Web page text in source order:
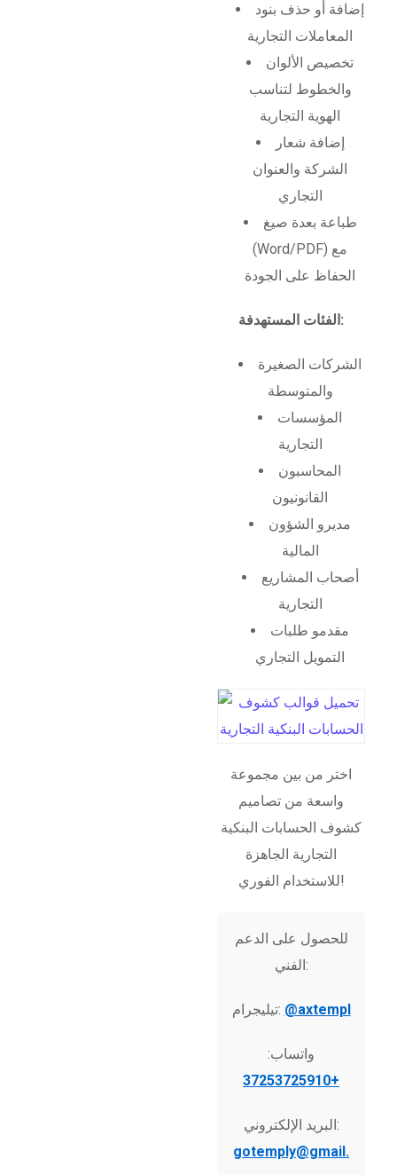
إضافة أو حذف بنود
المعاملات التجارية
تخصيص الألوان
والخطوط لتناسب
الهوية التجارية
إضافة شعار
الشركة والعنوان
التجاري
طباعة بعدة صيغ
(Word/PDF) مع
الحفاظ على الجودة
الفئات المستهدفة:
الشركات الصغيرة
والمتوسطة
المؤسسات
التجارية
المحاسبون
القانونيون
مديرو الشؤون
المالية
أصحاب المشاريع
التجارية
مقدمو طلبات
التمويل التجاري
اختر من بين مجموعة
واسعة من تصاميم
كشوف الحسابات البنكية
التجارية الجاهزة
للاستخدام الفوري!
للحصول على الدعم
الفني:
تيليجرام: @axtempl
واتساب:
+37253725910
البريد الإلكتروني:
gotemply@gmail.